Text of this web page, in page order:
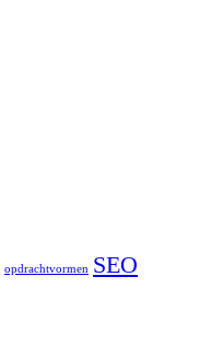
opdrachtvormen SEO